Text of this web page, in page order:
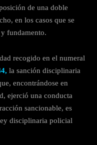
de una doble
en los casos que se
fundamento.
recogido en el numeral
la sanción disciplinaria
encontrándose en
ejerció una conducta
sancionable, es
disciplinaria policial